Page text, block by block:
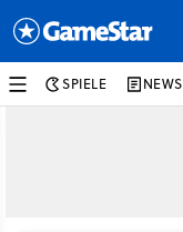
SPIELE NEWS